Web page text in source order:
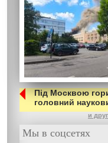
Під Москвою
головний
и
Мы в соцсетях